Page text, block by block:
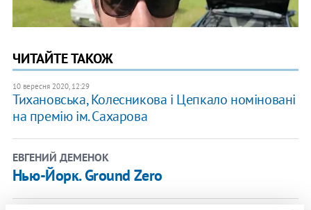
ЧИТАЙТЕ ТАКОЖ
10 вересня 2020, 12:29
Тихановська, Колесникова і Цепкало номіновані
на премію ім. Сахарова
ЕВГЕНИЙ ДЕМЕНОК
Нью-Йорк. Ground Zero